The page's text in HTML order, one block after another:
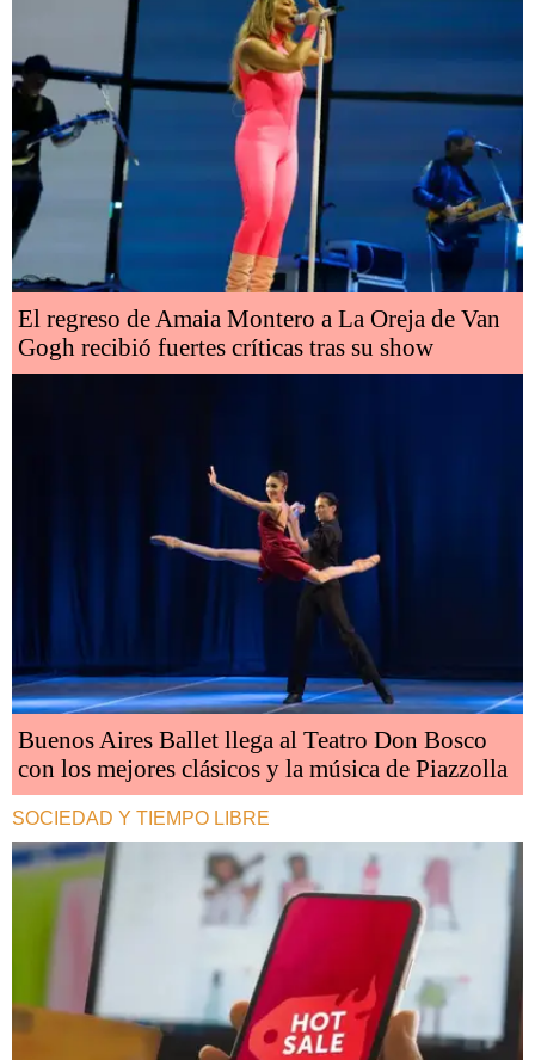
El regreso de Amaia Montero a La Oreja de Van
Gogh recibió fuertes críticas tras su show
Buenos Aires Ballet llega al Teatro Don Bosco
con los mejores clásicos y la música de Piazzolla
SOCIEDAD Y TIEMPO LIBRE